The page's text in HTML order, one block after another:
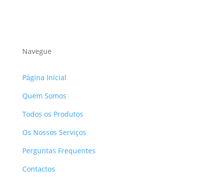
Navegue
Página Inicial
Quem Somos
Todos os Produtos
Os Nossos Serviços
Perguntas Frequentes
Contactos